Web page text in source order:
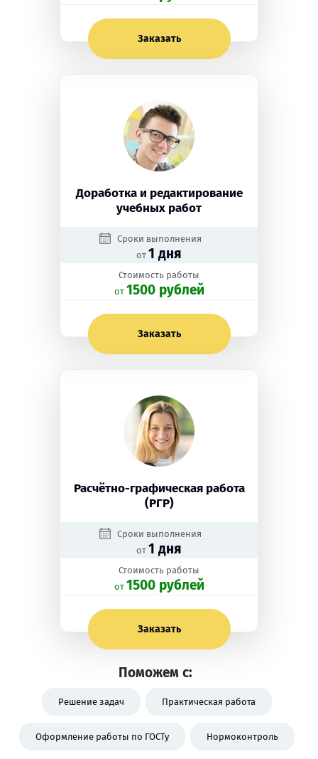
Заказать
Доработка и редактирование
учебных работ
Сроки выполнения
от 1 дня
Стоимость работы
oт 1500 рублей
Заказать
Расчётно-графическая работа
(РГР)
Сроки выполнения
от 1 дня
Стоимость работы
oт 1500 рублей
Заказать
Поможем с:
Решение задач Практическая работа
Оформление работы по ГОСТу Нормоконтроль